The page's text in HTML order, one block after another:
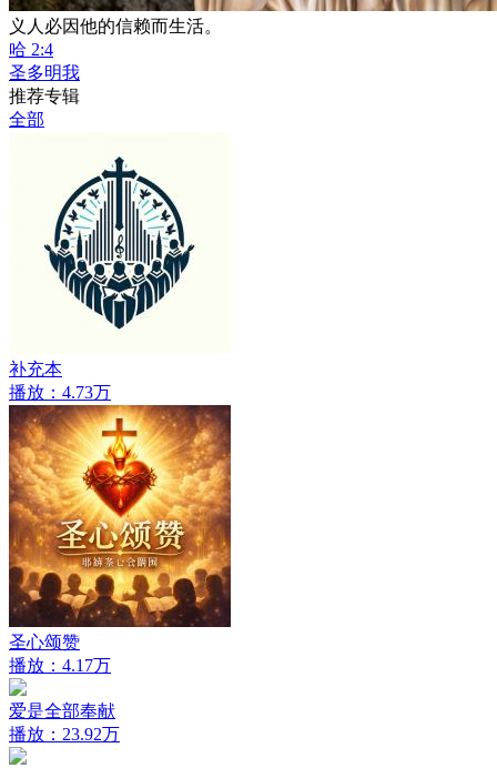
义人必因他的信赖而生活。
哈 2:4
圣多明我
推荐专辑
全部
补充本
播放：4.73万
圣心颂赞
播放：4.17万
爱是全部奉献
播放：23.92万